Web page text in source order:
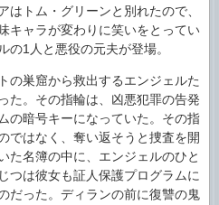
はトム・グリーンと別れたので、
キャラが変わりに笑いをとってい
の1人と悪役の元夫が登場。
の巣窟から救出するエンジェルた
た。その指輪は、凶悪犯罪の告発
の暗号キーになっていた。その指
ではなく、奪い返そうと捜査を開
た名簿の中に、エンジェルのひと
つは彼女も証人保護プログラムに
だった。ディランの前に復讐の鬼